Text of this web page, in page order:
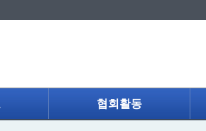
협회활동